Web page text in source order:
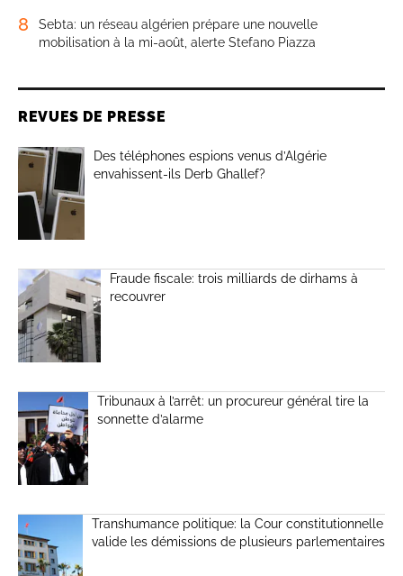
8
Sebta: un réseau algérien prépare une nouvelle
mobilisation à la mi-août, alerte Stefano Piazza
REVUES DE PRESSE
Des téléphones espions venus d’Algérie
envahissent-ils Derb Ghallef?
Fraude fiscale: trois milliards de dirhams à
recouvrer
Tribunaux à l’arrêt: un procureur général tire la
sonnette d’alarme
Transhumance politique: la Cour constitutionnelle
valide les démissions de plusieurs parlementaires